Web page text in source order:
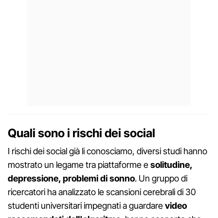
Quali sono i rischi dei social
I rischi dei social già li conosciamo, diversi studi hanno
mostrato un legame tra piattaforme esolitudine,
depressione, problemi di sonno. Un gruppo di
ricercatori ha analizzato le scansioni cerebrali di 30
studenti universitari impegnati a guardarevideo